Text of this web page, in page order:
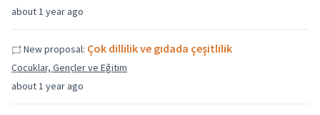
about 1 year ago
about 1 year ago
New proposal: Çok dillilik ve gıdada çeşitlilik
Çocuklar, Gençler ve Eğitim